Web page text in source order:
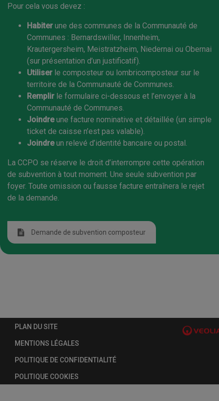
Pour cela vous devez :
Habiter une des communes de la Communauté de
Communes : Bernardswiller, Innenheim,
Krautergersheim, Meistratzheim, Niedernai ou Obernai
(sur présentation d’un justificatif).
Utiliser le composteur ou lombricomposteur sur le
territoire de la Communauté de Communes.
Remplir le formulaire ci-dessous et l’envoyer à la
Communauté de Communes.
Joindreune facture nominative et détaillée (un simple
ticket de caisse n’est pas valable).
Joindreun relevé d’identité bancaire ou postal.
La CCPO se réserve le droit d’interrompre cette opération
de subvention à tout moment. Une seule subvention par
foyer. Toute omission ou fausse facture entraînera le rejet
de la demande.
Demande de subvention composteur
PLAN DU SITE
MENTIONS LÉGALES
POLITIQUE DE CONFIDENTIALITÉ
POLITIQUE COOKIES